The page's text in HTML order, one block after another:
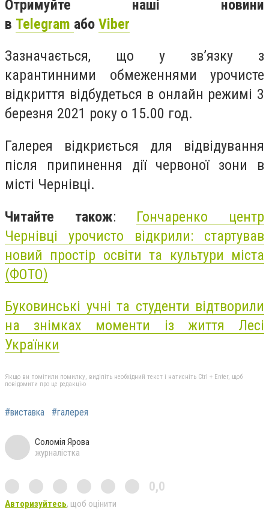
Отримуйте наші новини
в Telegram або Viber
Зазначається, що у зв’язку з
карантинними обмеженнями урочисте
відкриття відбудеться в онлайн режимі 3
березня 2021 року о 15.00 год.
Галерея відкриється для відвідування
після припинення дії червоної зони в
місті Чернівці.
Читайте також: Гончаренко центр
Чернівці урочисто відкрили: стартував
новий простір освіти та культури міста
(ФОТО)
Буковинські учні та студенти відтворили
на знімках моменти із життя Лесі
Українки
Якщо ви помітили помилку, виділіть необхідний текст і натисніть Ctrl + Enter, щоб
повідомити про це редакцію
#виставка #галерея
Соломія Ярова
журналістка
0,0
Авторизуйтесь, щоб оцінити